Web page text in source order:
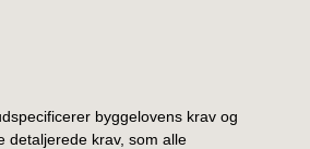
byggelovens krav og
detaljerede krav, som alle